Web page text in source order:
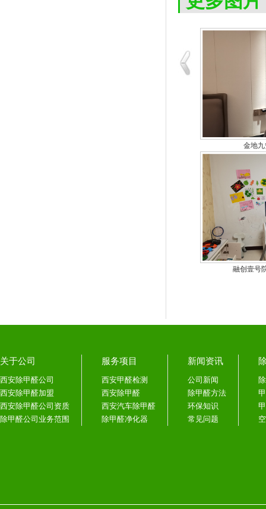
金地
融创壹号
关于公司
西安除甲醛公司
西安除甲醛加盟
西安除甲醛公司资质
除甲醛公司业务范围
服务项目
西安甲醛检测
西安除甲醛
西安汽车除甲醛
除甲醛净化器
新闻资讯
公司新闻
除甲醛方法
环保知识
常见问题